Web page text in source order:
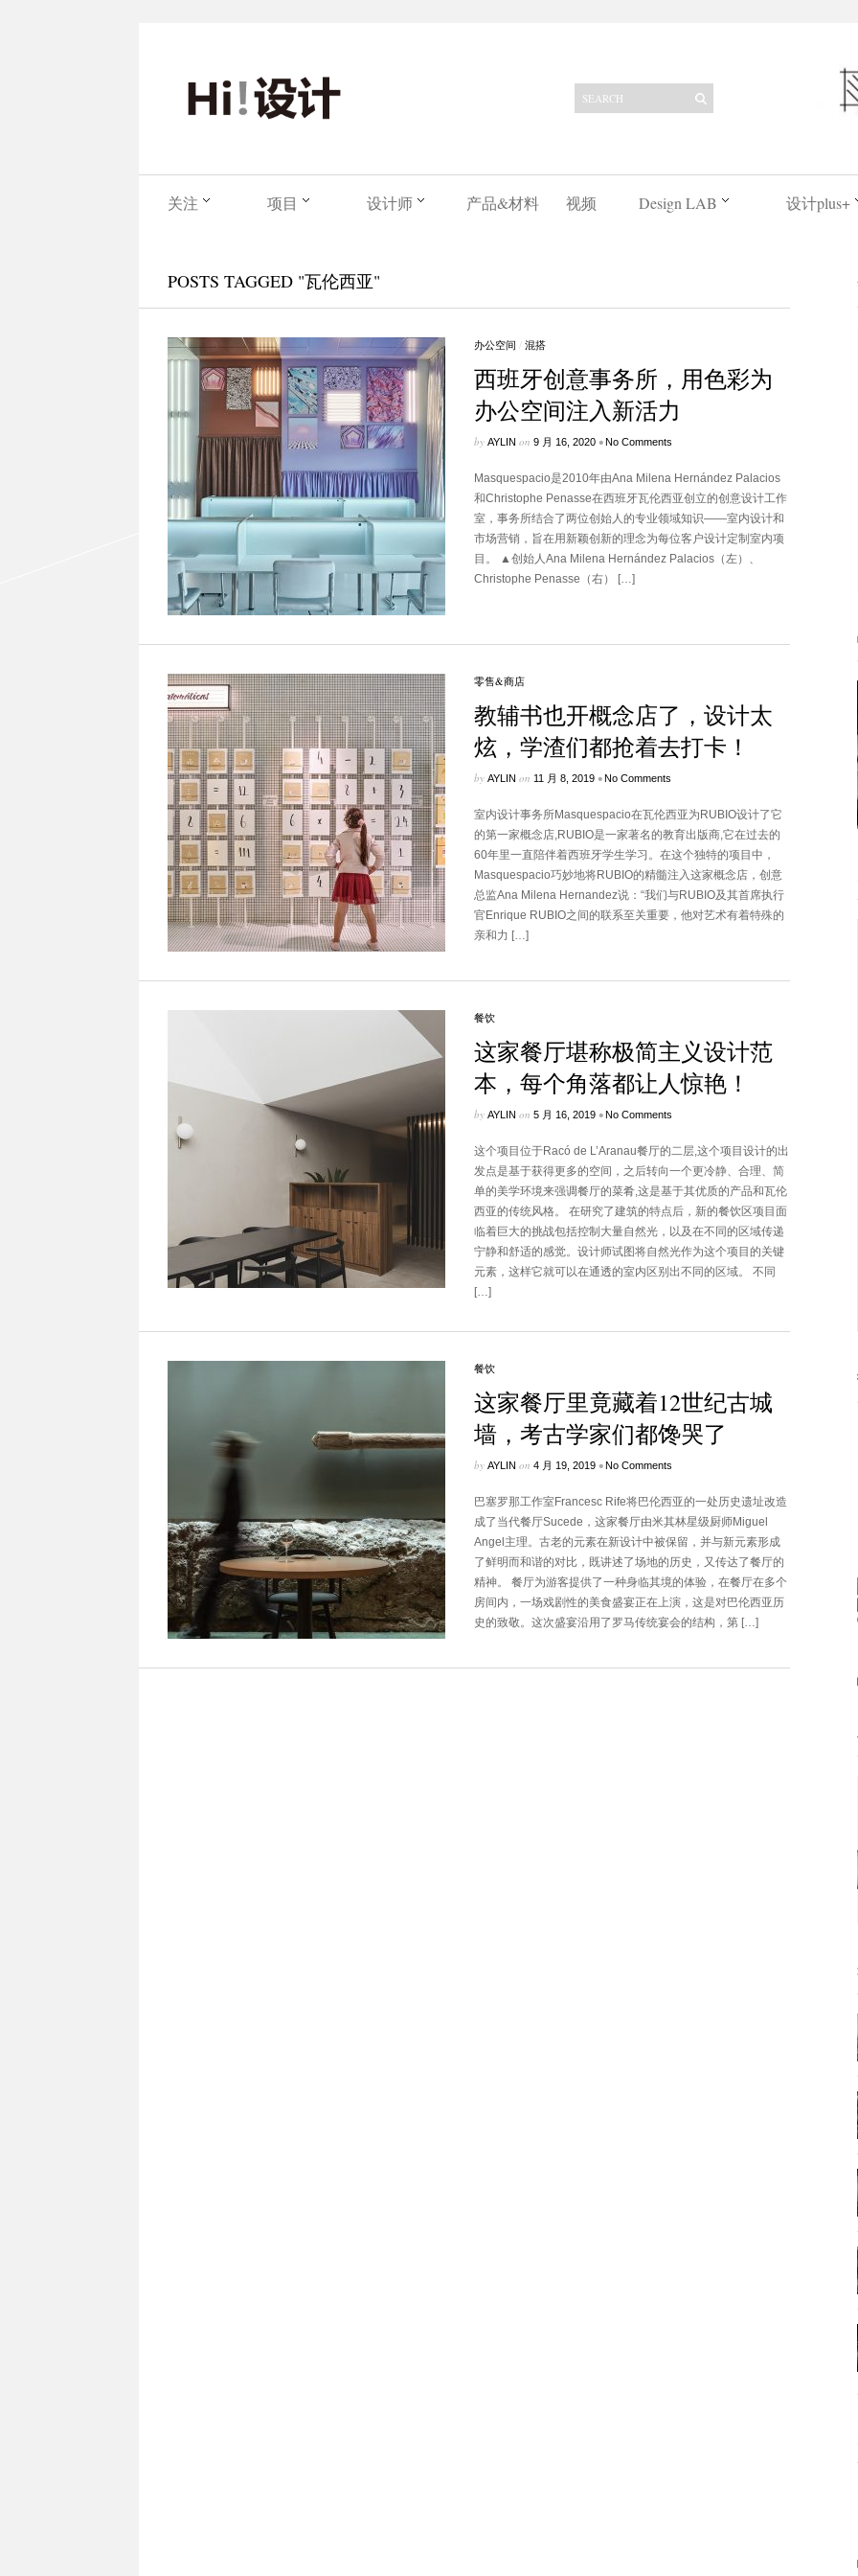
关注 项目 设计师 产品&材料 视频 Design LAB 设计plus+
POSTS TAGGED "瓦伦西亚"
办公空间 / 混搭
西班牙创意事务所，用色彩为
办公空间注入新活力
by AYLIN on 9 月 16, 2020 •No Comments
Masquespacio是2010年由Ana Milena Hernández Palacios
和Christophe Penasse在西班牙瓦伦西亚创立的创意设计工作
室，事务所结合了两位创始人的专业领域知识——室内设计和
市场营销，旨在用新颖创新的理念为每位客户设计定制室内项
目。 ▲创始人Ana Milena Hernández Palacios（左）、
Christophe Penasse（右） […]
零售&商店
教辅书也开概念店了，设计太
炫，学渣们都抢着去打卡！
by AYLIN on 11 月 8, 2019 •No Comments
室内设计事务所Masquespacio在瓦伦西亚为RUBIO设计了它
的第一家概念店,RUBIO是一家著名的教育出版商,它在过去的
60年里一直陪伴着西班牙学生学习。在这个独特的项目中，
Masquespacio巧妙地将RUBIO的精髓注入这家概念店，创意
总监Ana Milena Hernandez说：“我们与RUBIO及其首席执行
官Enrique RUBIO之间的联系至关重要，他对艺术有着特殊的
亲和力 […]
餐饮
这家餐厅堪称极简主义设计范
本，每个角落都让人惊艳！
by AYLIN on 5 月 16, 2019 •No Comments
这个项目位于Racó de L’Aranau餐厅的二层,这个项目设计的出
发点是基于获得更多的空间，之后转向一个更冷静、合理、简
单的美学环境来强调餐厅的菜肴,这是基于其优质的产品和瓦伦
西亚的传统风格。 在研究了建筑的特点后，新的餐饮区项目面
临着巨大的挑战包括控制大量自然光，以及在不同的区域传递
宁静和舒适的感觉。设计师试图将自然光作为这个项目的关键
元素，这样它就可以在通透的室内区别出不同的区域。 不同
[…]
餐饮
这家餐厅里竟藏着12世纪古城
墙，考古学家们都馋哭了
by AYLIN on 4 月 19, 2019 •No Comments
巴塞罗那工作室Francesc Rife将巴伦西亚的一处历史遗址改造
成了当代餐厅Sucede，这家餐厅由米其林星级厨师Miguel
Angel主理。古老的元素在新设计中被保留，并与新元素形成
了鲜明而和谐的对比，既讲述了场地的历史，又传达了餐厅的
精神。 餐厅为游客提供了一种身临其境的体验，在餐厅在多个
房间内，一场戏剧性的美食盛宴正在上演，这是对巴伦西亚历
史的致敬。这次盛宴沿用了罗马传统宴会的结构，第 […]